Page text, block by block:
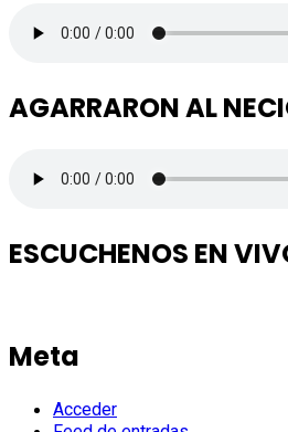
AGARRARON AL
ESCUCHENOS EN
Meta
Acceder